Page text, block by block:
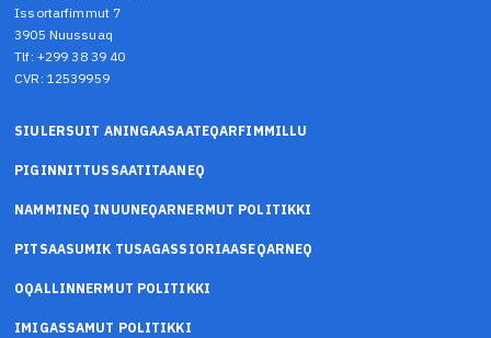
Issortarfimmut 7
3905 Nuussuaq
Tlf: +299 38 39 40
CVR: 12539959
SIULERSUIT ANINGAASAATEQARFIMMILLU
PIGINNITTUSSAATITAANEQ
NAMMINEQ INUUNEQARNERMUT POLITIKKI
PITSAASUMIK TUSAGASSIORIAASEQARNEQ
OQALLINNERMUT POLITIKKI
IMIGASSAMUT POLITIKKI